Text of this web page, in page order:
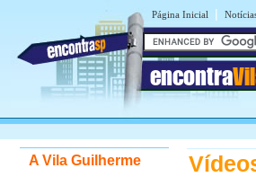
Página Inicial |
encontra
A Vila Guilherme